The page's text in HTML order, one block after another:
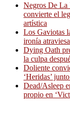
Negros De La
convierte el
artística
Los Gaviotas
ironía
Dying Oath
la culpa
Doliente
‘Heridas’
Dead/Asleep
propio en